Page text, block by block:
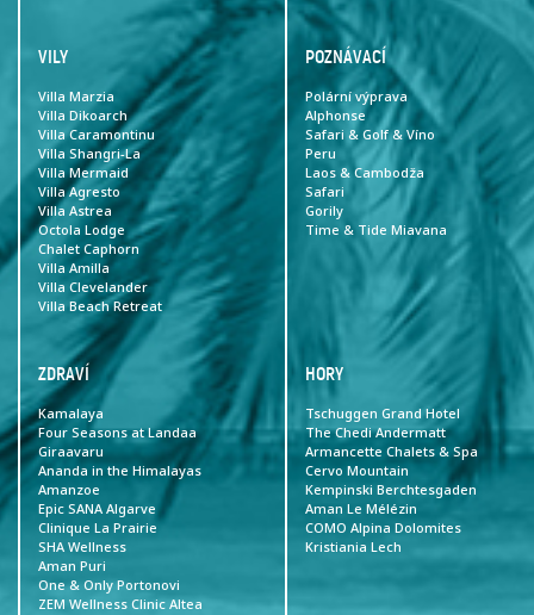
VILY
Villa Marzia
Villa Dikoarch
Villa Caramontinu
Villa Shangri-La
Villa Mermaid
Villa Agresto
Villa Astrea
Octola Lodge
Chalet Caphorn
Villa Amilla
Villa Clevelander
Villa Beach Retreat
POZNÁVACÍ
Polární výprava
Alphonse
Safari & Golf & Víno
Peru
Laos & Cambodža
Safari
Gorily
Time & Tide Miavana
ZDRAVÍ
Kamalaya
Four Seasons at Landaa
Giraavaru
Ananda in the Himalayas
Amanzoe
Epic SANA Algarve
Clinique La Prairie
SHA Wellness
Aman Puri
One & Only Portonovi
ZEM Wellness Clinic Altea
HORY
Tschuggen Grand Hotel
The Chedi Andermatt
Armancette Chalets & Spa
Cervo Mountain
Kempinski Berchtesgaden
Aman Le Mélézin
COMO Alpina Dolomites
Kristiania Lech